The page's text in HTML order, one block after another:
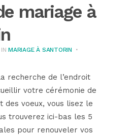
mariage à
INMARIAGE À SANTORIN
recherche de l’endroit
votre cérémonie de
des voeux, vous lisez le
trouverez ici-bas les 5
pour renouveler vos